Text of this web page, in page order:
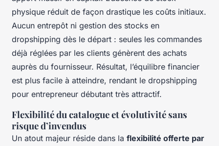
physique réduit de façon drastique les coûts initiaux.
Aucun entrepôt ni gestion des stocks en
dropshipping dès le départ : seules les commandes
déjà réglées par les clients génèrent des achats
auprès du fournisseur. Résultat, l’équilibre financier
est plus facile à atteindre, rendant le dropshipping
pour entrepreneur débutant très attractif.
Flexibilité du catalogue et évolutivité sans
risque d’invendus
Un atout majeur réside dans la flexibilité offerte par